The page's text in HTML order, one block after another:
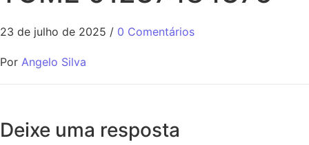
23 de julho de 2025 / 0 Comentários
Por Angelo Silva
Deixe uma resposta